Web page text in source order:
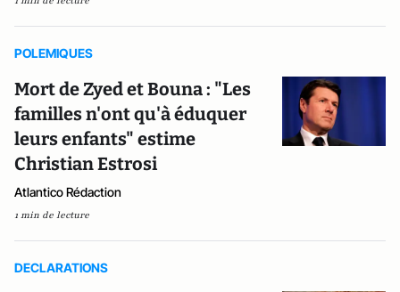
POLEMIQUES
Mort de Zyed et Bouna : "Les
familles n'ont qu'à éduquer
leurs enfants" estime
Christian Estrosi
Atlantico Rédaction
1 min de lecture
DECLARATIONS